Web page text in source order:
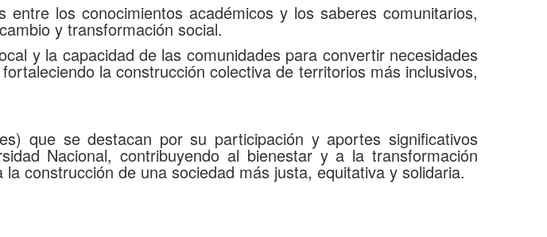
los conocimientos académicos y los saberes comunitarios,
y transformación social.
y la capacidad de las comunidades para convertir necesidades
la construcción colectiva de territorios más inclusivos,
que se destacan por su participación y aportes significativos
Nacional, contribuyendo al bienestar y a la transformación
construcción de una sociedad más justa, equitativa y solidaria.